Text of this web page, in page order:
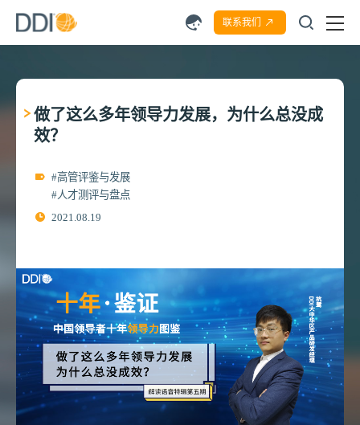
联系我们
做了这么多年领导力发展，为什么总没成
效？
#高管评鉴与发展
#人才测评与盘点
2021.08.19